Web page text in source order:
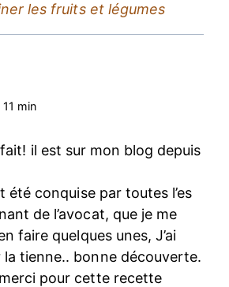
les fruits et légumes
min
fait! il est sur mon blog depuis
été conquise par toutes l’es
de l’avocat, que je me
faire quelques unes, J’ai
la tienne.. bonne découverte.
pour cette recette